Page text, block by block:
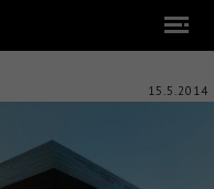
15.5.2014